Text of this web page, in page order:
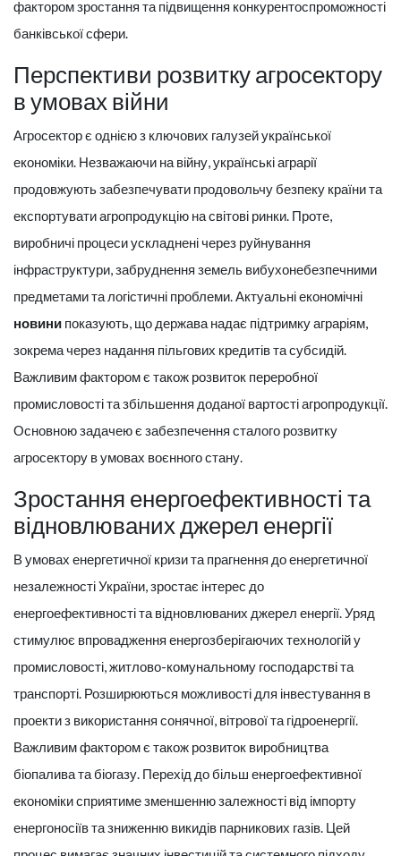
фактором зростання та підвищення конкурентоспроможності
банківської сфери.
Перспективи розвитку агросектору
в умовах війни
Агросектор є однією з ключових галузей української
економіки. Незважаючи на війну, українські аграрії
продовжують забезпечувати продовольчу безпеку країни та
експортувати агропродукцію на світові ринки. Проте,
виробничі процеси ускладнені через руйнування
інфраструктури, забруднення земель вибухонебезпечними
предметами та логістичні проблеми. Актуальні економічні
новини показують, що держава надає підтримку аграріям,
зокрема через надання пільгових кредитів та субсидій.
Важливим фактором є також розвиток переробної
промисловості та збільшення доданої вартості агропродукції.
Основною задачею є забезпечення сталого розвитку
агросектору в умовах воєнного стану.
Зростання енергоефективності та
відновлюваних джерел енергії
В умовах енергетичної кризи та прагнення до енергетичної
незалежності України, зростає інтерес до
енергоефективності та відновлюваних джерел енергії. Уряд
стимулює впровадження енергозберігаючих технологій у
промисловості, житлово-комунальному господарстві та
транспорті. Розширюються можливості для інвестування в
проекти з використання сонячної, вітрової та гідроенергії.
Важливим фактором є також розвиток виробництва
біопалива та біогазу. Перехід до більш енергоефективної
економіки сприятиме зменшенню залежності від імпорту
енергоносіїв та зниженню викидів парникових газів. Цей